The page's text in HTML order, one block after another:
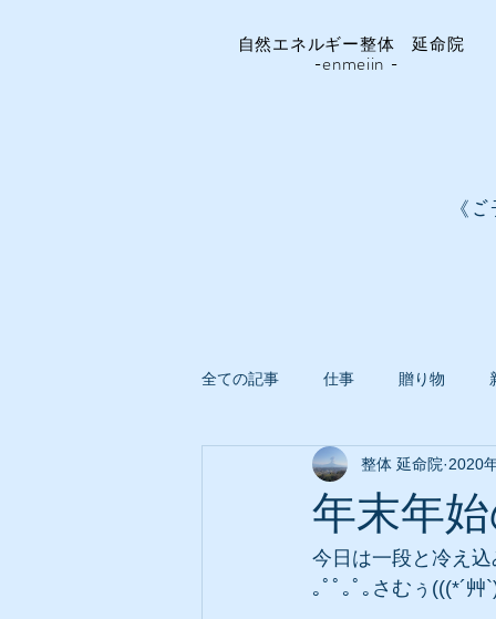
自然エネルギー整体 延命院
-enmeiin -
《
全ての記事 仕事 贈り物
延命院ガーデン
年末年
整体 延命院 2020
今日は一段と冷え
｡ﾟﾟ｡ﾟ｡さむぅ(((*´艸